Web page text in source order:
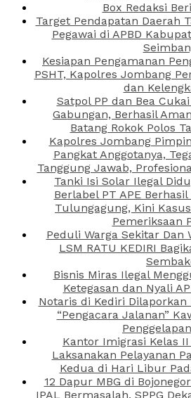
Box Redaksi
Target Pendapatan Daerah
Pegawai di APBD
Kesiapan Pengamanan
PSHT, Kapolres Jombang
dan
Satpol PP dan Bea
Gabungan, Berhasil
Batang Rokok Polos
Kapolres Jombang
Pangkat Anggotanya,
Tanggung Jawab,
Tanki Isi Solar Ilegal
Berlabel PT APE
Tulungagung, Kini
Pemeriksaan
Peduli Warga Sekitar Dan
LSM RATU KEDIRI
Bisnis Miras Ilegal
Ketegasan dan Nyali
Notaris di Kediri Dilaporkan
“Pengacara Jalanan”
Kantor Imigrasi Kelas
Laksanakan Pelayanan
Kedua di Hari Libur
12 Dapur MBG di
IPAL Bermasalah, SPPG